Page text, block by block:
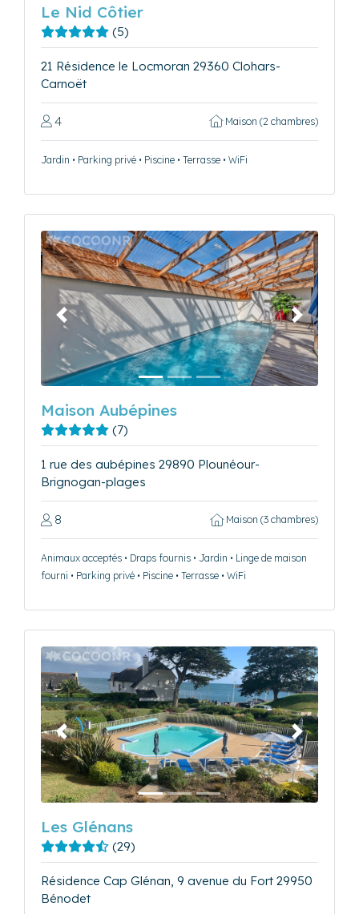
Le Nid Côtier
(5)
21 Résidence le Locmoran 29360 Clohars-
Carnoët
4 Maison (2 chambres)
Jardin • Parking privé • Piscine • Terrasse • WiFi
Précédent Suivant
Maison Aubépines
(7)
1 rue des aubépines 29890 Plounéour-
Brignogan-plages
8 Maison (3 chambres)
Animaux acceptés • Draps fournis • Jardin • Linge de maison
fourni • Parking privé • Piscine • Terrasse • WiFi
Précédent Suivant
Les Glénans
(29)
Résidence Cap Glénan, 9 avenue du Fort 29950
Bénodet